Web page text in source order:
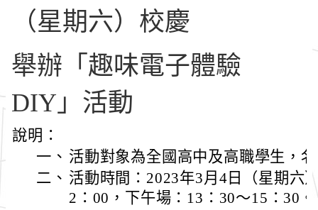
（星期六）校慶
舉辦「趣味電子體驗
DIY」活動
說明：
一、 活動對象為全國高中及高職學生，
二、 活動時間：2023年3月4日（星期
2：00，下午場：13：30～15：30。